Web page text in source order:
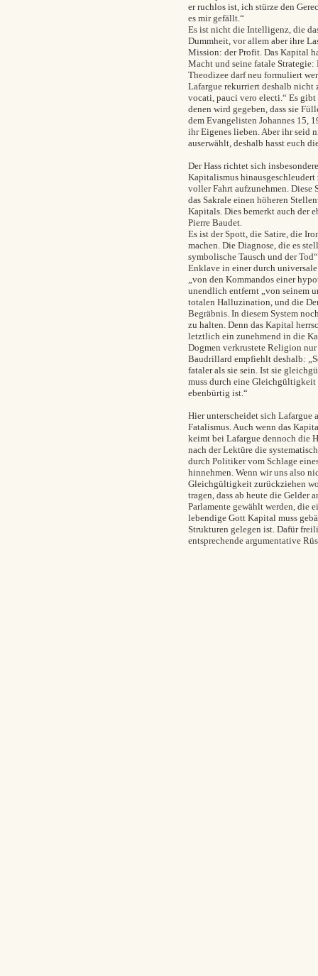
er ruchlos ist, ich stürze den
es mir gefällt.“
Es ist nicht die Intelligenz, die
Dummheit, vor allem aber ihre
Mission: der Profit. Das Kapital
Macht und seine fatale Strategie:
Theodizee darf neu formuliert
Lafargue rekurriert deshalb
vocati, pauci vero electi.“ Es gibt
denen wird gegeben, dass sie
dem Evangelisten Johannes 15,
ihr Eigenes lieben. Aber ihr seid
auserwählt, deshalb hasst euch
Der Hass richtet sich
Kapitalismus
voller Fahrt aufzunehmen.
das Sakrale einen höheren
Kapitals. Dies bemerkt auch der
Pierre Baudet.
Es ist der Spott, die Satire, die
machen. Die Diagnose, die es
symbolische Tausch und der
Enklave in einer durch
„von den Kommandos einer
unendlich entfernt „von seinem
totalen Halluzination, und die
Begräbnis. In diesem System
zu halten. Denn das Kapital
letztlich ein zunehmend in die
Dogmen verkrustete Religion
Baudrillard empfiehlt deshalb:
fataler als sie sein. Ist sie
muss durch eine
ebenbürtig ist.“
Hier unterscheidet sich
Fatalismus. Auch wenn das
keimt bei Lafargue dennoch die
nach der Lektüre die
durch Politiker vom Schlage
hinnehmen. Wenn wir uns also
Gleichgültigkeit zurückziehen
tragen, dass ab heute die Gelder
Parlamente gewählt werden, die
lebendige Gott Kapital muss
Strukturen gelegen ist. Dafür
entsprechende argumentative